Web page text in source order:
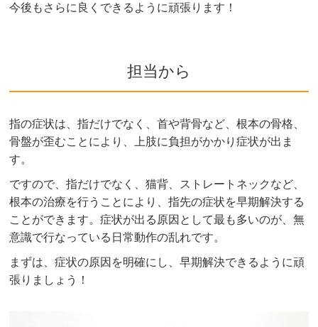
今後もさらに良くできるように頑張ります！
担当から
指の症状は、指だけでなく、首や背骨など、根本の骨格、
骨盤が歪むことにより、上肢に負担がかかり症状が出ま
す。
ですので、指だけでなく、猫背、ストレートネックなど、
根本の治療を行うことにより、指先の症状を早期解決する
ことができます。症状が出る原因として最も多いのが、無
意識で行なっている日常動作の乱れです。
まずは、症状の原因を明確にし、早期解決できるように頑
張りましょう！